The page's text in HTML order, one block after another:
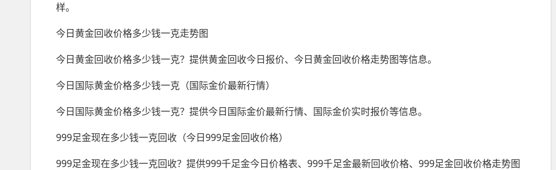
样。
今日黄金回收价格多少钱一克走势图
今日黄金回收价格多少钱一克？提供黄金回收今日报价、今日黄金回收价格走势图等信息。
今日国际黄金价格多少钱一克（国际金价最新行情）
今日国际黄金价格多少钱一克？提供今日国际金价最新行情、国际金价实时报价等信息。
999足金现在多少钱一克回收（今日999足金回收价格）
999足金现在多少钱一克回收？提供999千足金今日价格表、999千足金最新回收价格、999足金回收价格走势图